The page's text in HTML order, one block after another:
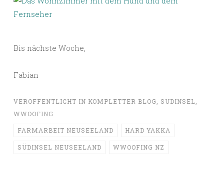
Bis nächste Woche,
Fabian
VERÖFFENTLICHT IN KOMPLETTER BLOG SÜDINSEL
WWOOFING
FARMARBEIT NEUSEELAND HARD YAKKA
SÜDINSEL NEUSEELAND WWOOFING NZ